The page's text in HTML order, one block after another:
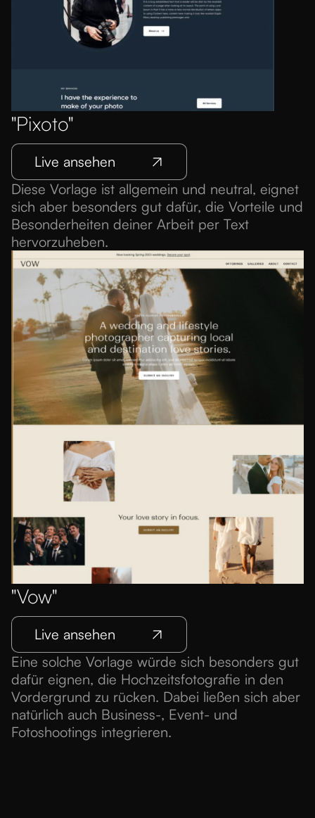
"Pixoto"
Live ansehen
Diese Vorlage ist allgemein und neutral, eignet
sich aber besonders gut dafür, die Vorteile und
Besonderheiten deiner Arbeit per Text
hervorzuheben.
"Vow"
Live ansehen
Eine solche Vorlage würde sich besonders gut
dafür eignen, die Hochzeitsfotografie in den
Vordergrund zu rücken. Dabei ließen sich aber
natürlich auch Business-, Event- und
Fotoshootings integrieren.